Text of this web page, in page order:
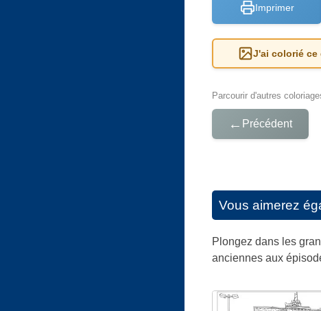
Imprimer
J'ai colorié ce
Parcourir d'autres
← Précédent
Vous aimerez
Plongez dans les
anciennes aux